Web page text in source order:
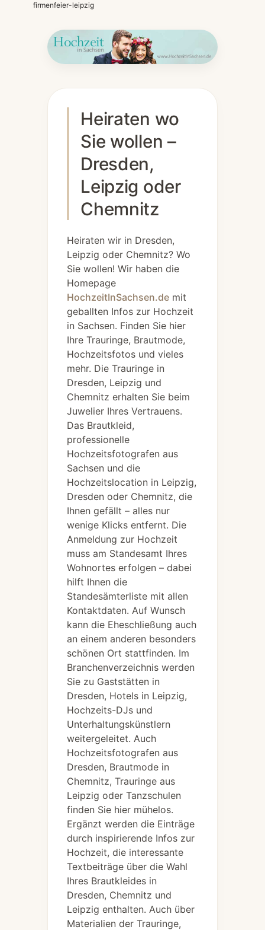
firmenfeier-leipzig
Heiraten wo
Sie wollen –
Dresden,
Leipzig oder
Chemnitz
Heiraten wir in Dresden,
Leipzig oder Chemnitz? Wo
Sie wollen! Wir haben die
Homepage
HochzeitInSachsen.de mit
geballten Infos zur Hochzeit
in Sachsen. Finden Sie hier
Ihre Trauringe, Brautmode,
Hochzeitsfotos und vieles
mehr. Die Trauringe in
Dresden, Leipzig und
Chemnitz erhalten Sie beim
Juwelier Ihres Vertrauens.
Das Brautkleid,
professionelle
Hochzeitsfotografen aus
Sachsen und die
Hochzeitslocation in Leipzig,
Dresden oder Chemnitz, die
Ihnen gefällt – alles nur
wenige Klicks entfernt. Die
Anmeldung zur Hochzeit
muss am Standesamt Ihres
Wohnortes erfolgen – dabei
hilft Ihnen die
Standesämterliste mit allen
Kontaktdaten. Auf Wunsch
kann die Eheschließung auch
an einem anderen besonders
schönen Ort stattfinden. Im
Branchenverzeichnis werden
Sie zu Gaststätten in
Dresden, Hotels in Leipzig,
Hochzeits-DJs und
Unterhaltungskünstlern
weitergeleitet. Auch
Hochzeitsfotografen aus
Dresden, Brautmode in
Chemnitz, Trauringe aus
Leipzig oder Tanzschulen
finden Sie hier mühelos.
Ergänzt werden die Einträge
durch inspirierende Infos zur
Hochzeit, die interessante
Textbeiträge über die Wahl
Ihres Brautkleides in
Dresden, Chemnitz und
Leipzig enthalten. Auch über
Materialien der Trauringe,